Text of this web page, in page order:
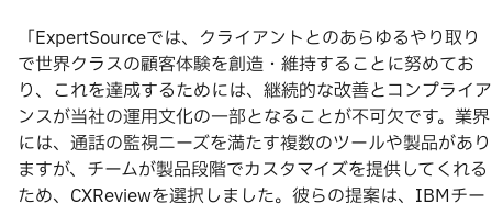
「ExpertSourceでは、クライアントとのあらゆるやり取り
で世界クラスの顧客体験を創造・維持することに努めてお
り、これを達成するためには、継続的な改善とコンプライア
ンスが当社の運用文化の一部となることが不可欠です。業界
には、通話の監視ニーズを満たす複数のツールや製品があり
ますが、チームが製品段階でカスタマイズを提供してくれる
ため、CXReviewを選択しました。彼らの提案は、IBMチー